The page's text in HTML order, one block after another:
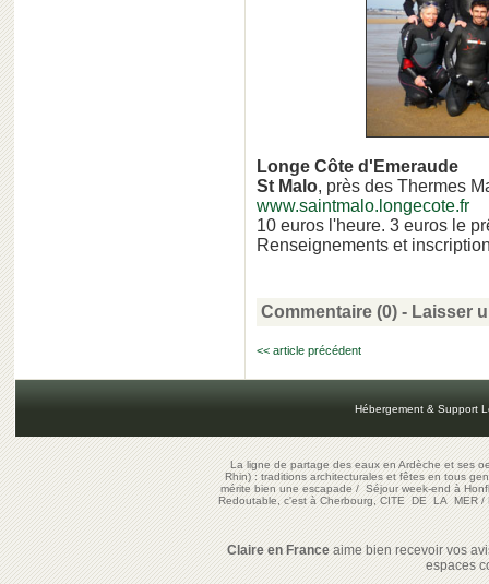
Longe Côte d'Emeraude
St Malo, près des Thermes
www.saintmalo.longecote.fr
10 euros l'heure. 3 euros le
Renseignements et
Commentaire (0) - Laisser
<< article précédent
Hébergement & Support
La ligne de partage des eaux en Ardèche et ses
Rhin) : traditions architecturales et fêtes en tous
mérite bien une escapade/Séjour week-end à
Redoutable, c'est à Cherbourg, CITE DE LA MER/
Claire en Franceaime bien recevoir vos
espaces